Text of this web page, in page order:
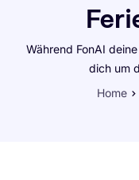
Während FonAI
dich um
Home